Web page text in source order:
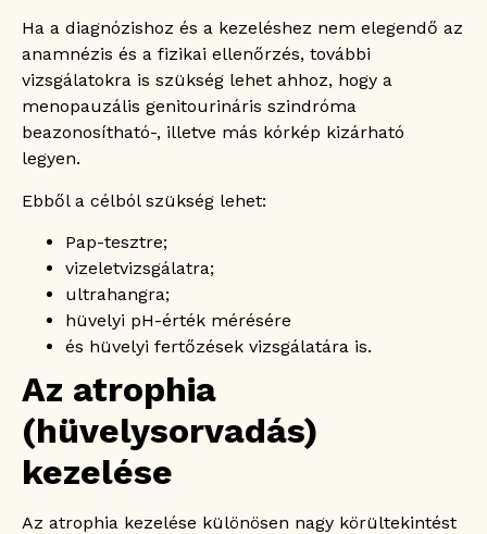
Ha a diagnózishoz és a kezeléshez nem elegendő az
anamnézis és a fizikai ellenőrzés, további
vizsgálatokra is szükség lehet ahhoz, hogy a
menopauzális genitourináris szindróma
beazonosítható-, illetve más kórkép kizárható
legyen.
Ebből a célból szükség lehet:
Pap-tesztre;
vizeletvizsgálatra;
ultrahangra;
hüvelyi pH-érték mérésére
és hüvelyi fertőzések vizsgálatára is.
Az atrophia
(hüvelysorvadás)
kezelése
Az atrophia kezelése különösen nagy körültekintést